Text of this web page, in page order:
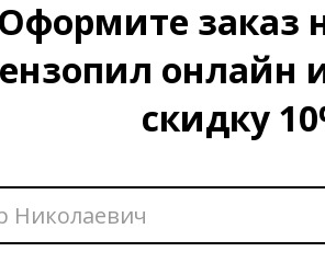
заказ
онлайн
скидку